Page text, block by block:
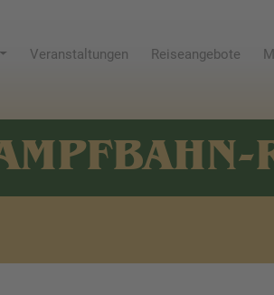
Veranstaltungen Reiseangebote